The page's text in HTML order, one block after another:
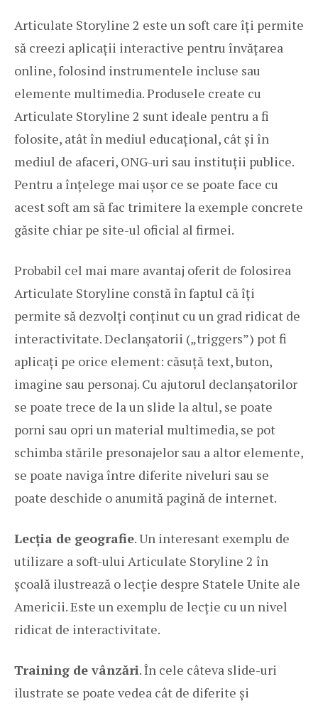
Articulate Storyline 2 este un soft care îți permite
să creezi aplicații interactive pentru învățarea
online, folosind instrumentele incluse sau
elemente multimedia. Produsele create cu
Articulate Storyline 2 sunt ideale pentru a fi
folosite, atât în mediul educațional, cât și în
mediul de afaceri, ONG-uri sau instituții publice.
Pentru a înțelege mai ușor ce se poate face cu
acest soft am să fac trimitere la exemple concrete
găsite chiar pe site-ul oficial al firmei.
Probabil cel mai mare avantaj oferit de folosirea
Articulate Storyline constă în faptul că îți
permite să dezvolți conținut cu un grad ridicat de
interactivitate. Declanșatorii („triggers”) pot fi
aplicați pe orice element: căsuță text, buton,
imagine sau personaj. Cu ajutorul declanșatorilor
se poate trece de la un slide la altul, se poate
porni sau opri un material multimedia, se pot
schimba stările presonajelor sau a altor elemente,
se poate naviga între diferite niveluri sau se
poate deschide o anumită pagină de internet.
Lecția de geografie. Un interesant exemplu de
utilizare a soft-ului Articulate Storyline 2 în
școală ilustrează o lecție despre Statele Unite ale
Americii. Este un exemplu de lecție cu un nivel
ridicat de interactivitate.
Training de vânzări. În cele câteva slide-uri
ilustrate se poate vedea cât de diferite și